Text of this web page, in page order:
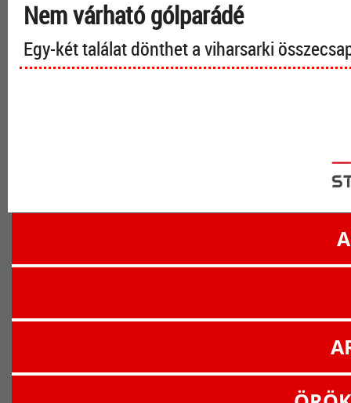
Nem várható gólparádé
Egy-két találat dönthet a viharsarki